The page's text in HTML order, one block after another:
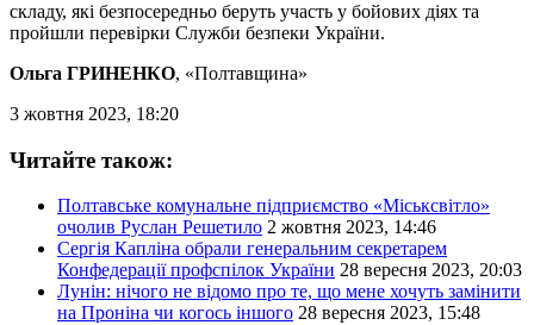
складу, які безпосередньо беруть участь у бойових діях та
пройшли перевірки Служби безпеки України.
Ольга ГРИНЕНКО, «Полтавщина»
3 жовтня 2023, 18:20
Читайте також:
Полтавське комунальне підприємство «Міськсвітло»
очолив Руслан Решетило 2 жовтня 2023, 14:46
Сергія Капліна обрали генеральним секретарем
Конфедерації профспілок України 28 вересня 2023, 20:03
Лунін: нічого не відомо про те, що мене хочуть замінити
на Проніна чи когось іншого 28 вересня 2023, 15:48